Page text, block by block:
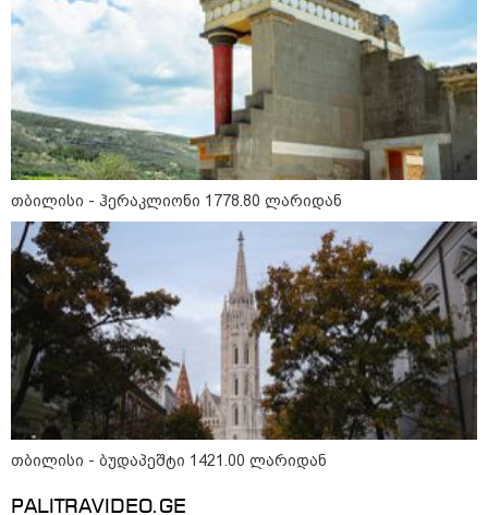
აზერბაიჯანის რკინიგზა ბაქო-
თბილისი-ბაქოს საერთაშორისო
მარშრუტზე ბილეთების გაყიდვის
პერიოდს ახანგრძლივებს
კონფლიქტები
თბილისი - ჰერაკლიონი 1778.80 ლარიდან
თბილისი - ბუდაპეშტი 1421.00 ლარიდან
PALITRAVIDEO.GE